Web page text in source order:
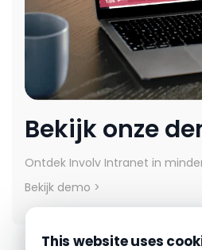
Bekijk onze
Ontdek Involv Intranet in
Bekijk demo >
This website uses